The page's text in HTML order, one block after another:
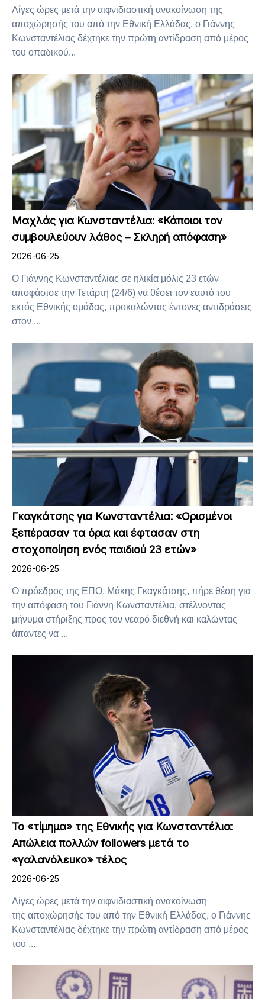
Λίγες ώρες μετά την αιφνιδιαστική ανακοίνωση της
αποχώρησής του από την Εθνική Ελλάδας, ο Γιάννης
Κωνσταντέλιας δέχτηκε την πρώτη αντίδραση από μέρος
του οπαδικού...
Μαχλάς για Κωνσταντέλια: «Κάποιοι τον
συμβουλεύουν λάθος – Σκληρή απόφαση»
2026-06-25
Ο Γιάννης Κωνσταντέλιας σε ηλικία μόλις 23 ετών
αποφάσισε την Τετάρτη (24/6) να θέσει τον εαυτό του
εκτός Εθνικής ομάδας, προκαλώντας έντονες αντιδράσεις
στον ...
Γκαγκάτσης για Κωνσταντέλια: «Ορισμένοι
ξεπέρασαν τα όρια και έφτασαν στη
στοχοποίηση ενός παιδιού 23 ετών»
2026-06-25
Ο πρόεδρος της ΕΠΟ, Μάκης Γκαγκάτσης, πήρε θέση για
την απόφαση του Γιάννη Κωνσταντέλια, στέλνοντας
μήνυμα στήριξης προς τον νεαρό διεθνή και καλώντας
άπαντες να ...
Το «τίμημα» της Εθνικής για Κωνσταντέλια:
Απώλεια πολλών followers μετά το
«γαλανόλευκο» τέλος
2026-06-25
Λίγες ώρες μετά την αιφνιδιαστική ανακοίνωση
της αποχώρησής του από την Εθνική Ελλάδας, ο Γιάννης
Κωνσταντέλιας δέχτηκε την πρώτη αντίδραση από μέρος
του ...